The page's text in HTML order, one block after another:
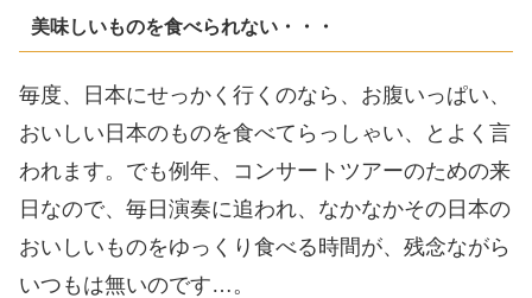
美味しいものを食べられない・・・
毎度、日本にせっかく行くのなら、お腹いっぱい、
おいしい日本のものを食べてらっしゃい、とよく言
われます。でも例年、コンサートツアーのための来
日なので、毎日演奏に追われ、なかなかその日本の
おいしいものをゆっくり食べる時間が、残念ながら
いつもは無いのです…。